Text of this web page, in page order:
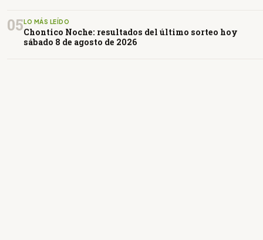
05LO MÁS LEÍDO
Chontico Noche: resultados del último sorteo hoy
sábado 8 de agosto de 2026